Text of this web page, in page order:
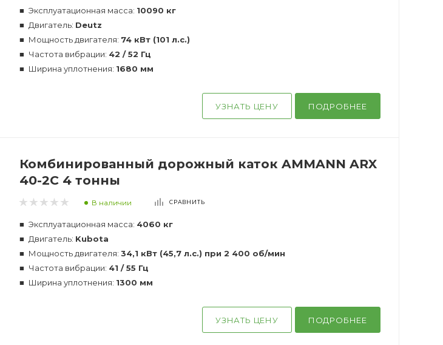
Эксплуатационная масса: 10090 кг
Двигатель: Deutz
Мощность двигателя: 74 кВт (101 л.с.)
Частота вибрации: 42 / 52 Гц
Ширина уплотнения: 1680 мм
УЗНАТЬ ЦЕНУ ПОДРОБНЕЕ
Комбинированный дорожный каток AMMANN ARX
40-2C 4 тонны
В наличии СРАВНИТЬ
Эксплуатационная масса: 4060 кг
Двигатель: Kubota
Мощность двигателя: 34,1 кВт (45,7 л.с.) при 2 400 об/мин
Частота вибрации: 41 / 55 Гц
Ширина уплотнения: 1300 мм
УЗНАТЬ ЦЕНУ ПОДРОБНЕЕ